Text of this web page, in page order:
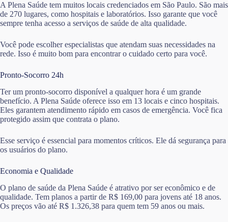
A Plena Saúde tem muitos locais credenciados em São Paulo. São mais
de 270 lugares, como hospitais e laboratórios. Isso garante que você
sempre tenha acesso a serviços de saúde de alta qualidade.
Você pode escolher especialistas que atendam suas necessidades na
rede. Isso é muito bom para encontrar o cuidado certo para você.
Pronto-Socorro 24h
Ter um pronto-socorro disponível a qualquer hora é um grande
benefício. A Plena Saúde oferece isso em 13 locais e cinco hospitais.
Eles garantem atendimento rápido em casos de emergência. Você fica
protegido assim que contrata o plano.
Esse serviço é essencial para momentos críticos. Ele dá segurança para
os usuários do plano.
Economia e Qualidade
O plano de saúde da Plena Saúde é atrativo por ser econômico e de
qualidade. Tem planos a partir de R$ 169,00 para jovens até 18 anos.
Os preços vão até R$ 1.326,38 para quem tem 59 anos ou mais.